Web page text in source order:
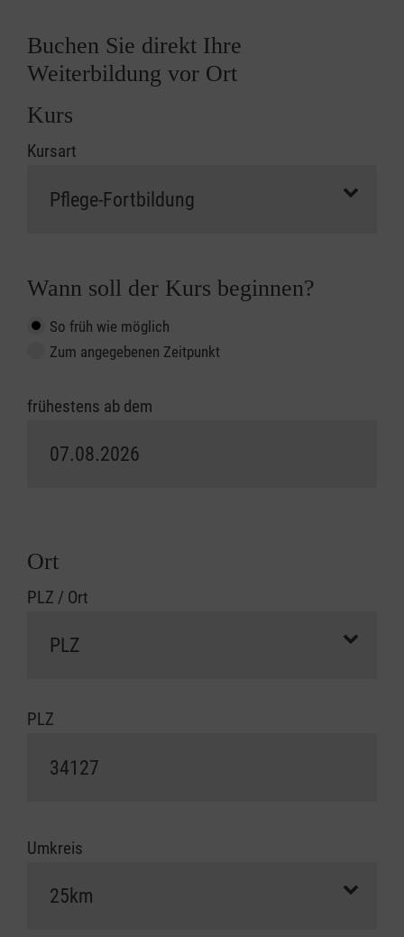
Buchen Sie direkt Ihre
Weiterbildung vor Ort
Kurs
Kursart
Wann soll der Kurs beginnen?
So früh wie möglich
Zum angegebenen Zeitpunkt
frühestens ab dem
Ort
PLZ / Ort
PLZ
Umkreis